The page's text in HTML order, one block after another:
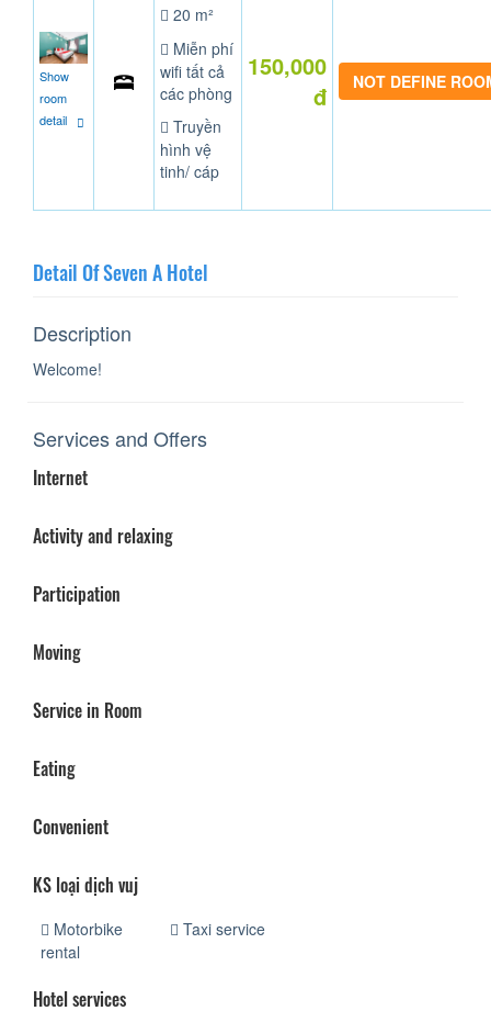
Show
room
detail
20 m²
Miễn phí
wifi tất cả
các phòng
Truyền
hình vệ
tinh/ cáp
150,000
đ
NOT DEFINE
Detail Of Seven A Hotel
Description
Welcome!
Services and Offers
Internet
Activity and relaxing
Participation
Moving
Service in Room
Eating
Convenient
KS loại dịch vuj
Motorbike
rental
Taxi service
Hotel services